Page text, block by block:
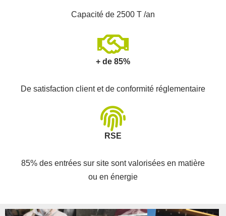
Capacité de 2500 T /an
+ de 85%
De satisfaction client et de conformité réglementaire
RSE
85% des entrées sur site sont valorisées en matière
ou en énergie